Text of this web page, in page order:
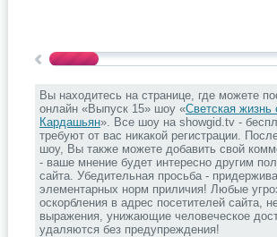
Вы находитесь на странице, где можете
онлайн «Выпуск 15» шоу «Светская жизнь
Кардашьян». Все шоу на showgid.tv -
требуют от вас никакой регистрации.
шоу, Вы также можете добавить свой
- ваше мнение будет интересно другим
сайта. Убедительная просьба -
элементарных норм приличия! Любые
оскорбления в адрес посетителей сайта,
выражения, унижающие человеческое
удаляются без предупреждения!